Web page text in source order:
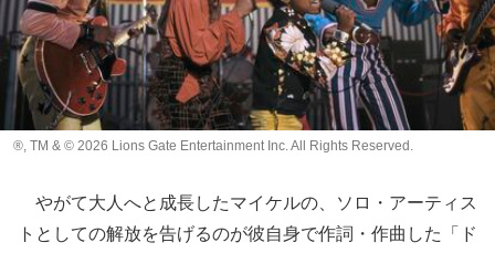
®, TM & © 2026 Lions Gate Entertainment Inc. All Rights Reserved.
やがて大人へと成長したマイケルの、ソロ・アーティス
トとしての解放を告げるのが彼自身で作詞・作曲した「ド